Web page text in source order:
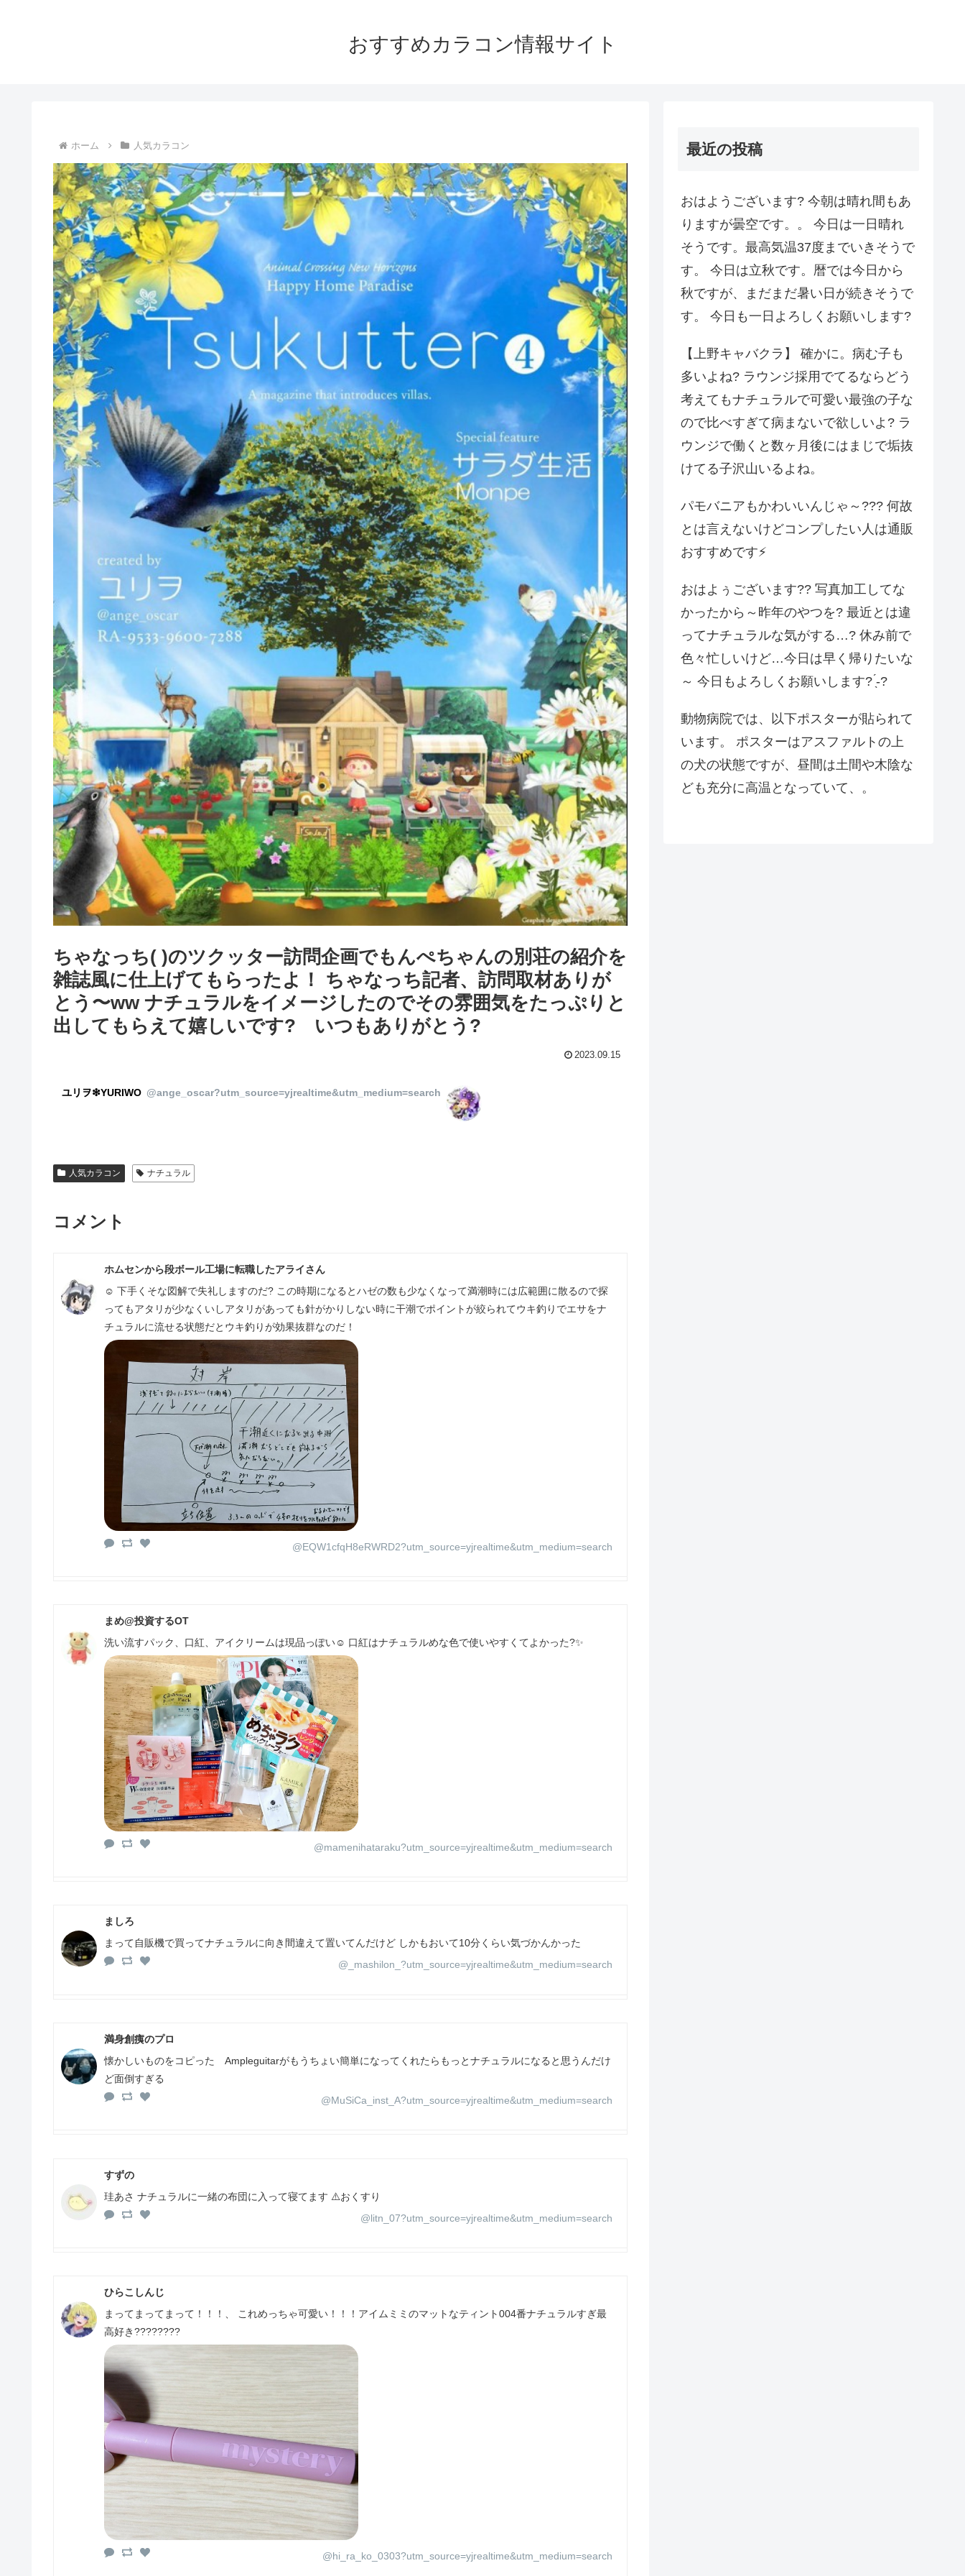
おすすめカラコン情報サイト
ホーム 人気カラコン
ちゃなっち( )のツクッター訪問企画でもんぺちゃんの別荘の紹介を
雑誌風に仕上げてもらったよ！ ちゃなっち記者、訪問取材ありが
とう〜ww ナチュラルをイメージしたのでその雰囲気をたっぷりと
出してもらえて嬉しいです? いつもありがとう?
2023.09.15
ユリヲ❇︎YURIWO @ange_oscar?utm_source=yjrealtime&utm_medium=search
人気カラコン ナチュラル
コメント
ホムセンから段ボール工場に転職したアライさん
☺️ 下手くそな図解で失礼しますのだ? この時期になるとハゼの数も少なくなって満潮時には広範囲に散るので探
ってもアタリが少なくいしアタリがあっても針がかりしない時に干潮でポイントが絞られてウキ釣りでエサをナ
チュラルに流せる状態だとウキ釣りが効果抜群なのだ！
@EQW1cfqH8eRWRD2?utm_source=yjrealtime&utm_medium=search
まめ@投資するOT
洗い流すパック、口紅、アイクリームは現品っぽい☺️ 口紅はナチュラルめな色で使いやすくてよかった?✨
@mamenihataraku?utm_source=yjrealtime&utm_medium=search
ましろ
まって自販機で買ってナチュラルに向き間違えて置いてんだけど しかもおいて10分くらい気づかんかった
@_mashilon_?utm_source=yjrealtime&utm_medium=search
満身創痍のプロ
懐かしいものをコピった Ampleguitarがもうちょい簡単になってくれたらもっとナチュラルになると思うんだけ
ど面倒すぎる
@MuSiCa_inst_A?utm_source=yjrealtime&utm_medium=search
すずの
珪あさ ナチュラルに一緒の布団に入って寝てます ⚠️おくすり
@litn_07?utm_source=yjrealtime&utm_medium=search
ひらこしんじ
まってまってまって！！！、 これめっちゃ可愛い！！！アイムミミのマットなティント004番ナチュラルすぎ最
高好き????????
@hi_ra_ko_0303?utm_source=yjrealtime&utm_medium=search
最近の投稿
おはようございます? 今朝は晴れ間もあ
りますが曇空です。。 今日は一日晴れ
そうです。最高気温37度までいきそうで
す。 今日は立秋です。暦では今日から
秋ですが、まだまだ暑い日が続きそうで
す。 今日も一日よろしくお願いします?
【上野キャバクラ】 確かに。病む子も
多いよね? ラウンジ採用でてるならどう
考えてもナチュラルで可愛い最強の子な
ので比べすぎて病まないで欲しいよ? ラ
ウンジで働くと数ヶ月後にはまじで垢抜
けてる子沢山いるよね。
パモバニアもかわいいんじゃ～??? 何故
とは言えないけどコンプしたい人は通販
おすすめです⚡️
おはよぅございます?? 写真加工してな
かったから～昨年のやつを? 最近とは違
ってナチュラルな気がする…? 休み前で
色々忙しいけど…今日は早く帰りたいな
～ 今日もよろしくお願いします? ̖́-?
動物病院では、以下ポスターが貼られて
います。 ポスターはアスファルトの上
の犬の状態ですが、昼間は土間や木陰な
ども充分に高温となっていて、。